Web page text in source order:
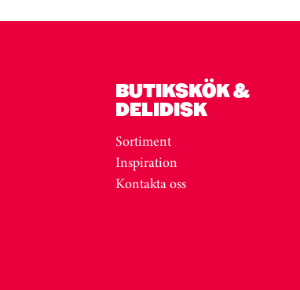
BUTIKSKÖK &
DELIDISK
Sortiment
Inspiration
Kontakta oss